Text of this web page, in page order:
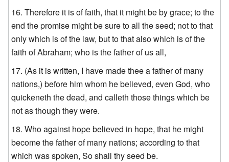
Therefore it is of faith, that it might be by grace; to the
end the promise might be sure to all the seed; not to that
only which is of the law, but to that also which is of the
faith of Abraham; who is the father of us all,
(As it is written, I have made thee a father of many
nations,) before him whom he believed, even God, who
quickeneth the dead, and calleth those things which be
not as though they were.
Who against hope believed in hope, that he might
become the father of many nations; according to that
which was spoken, So shall thy seed be.